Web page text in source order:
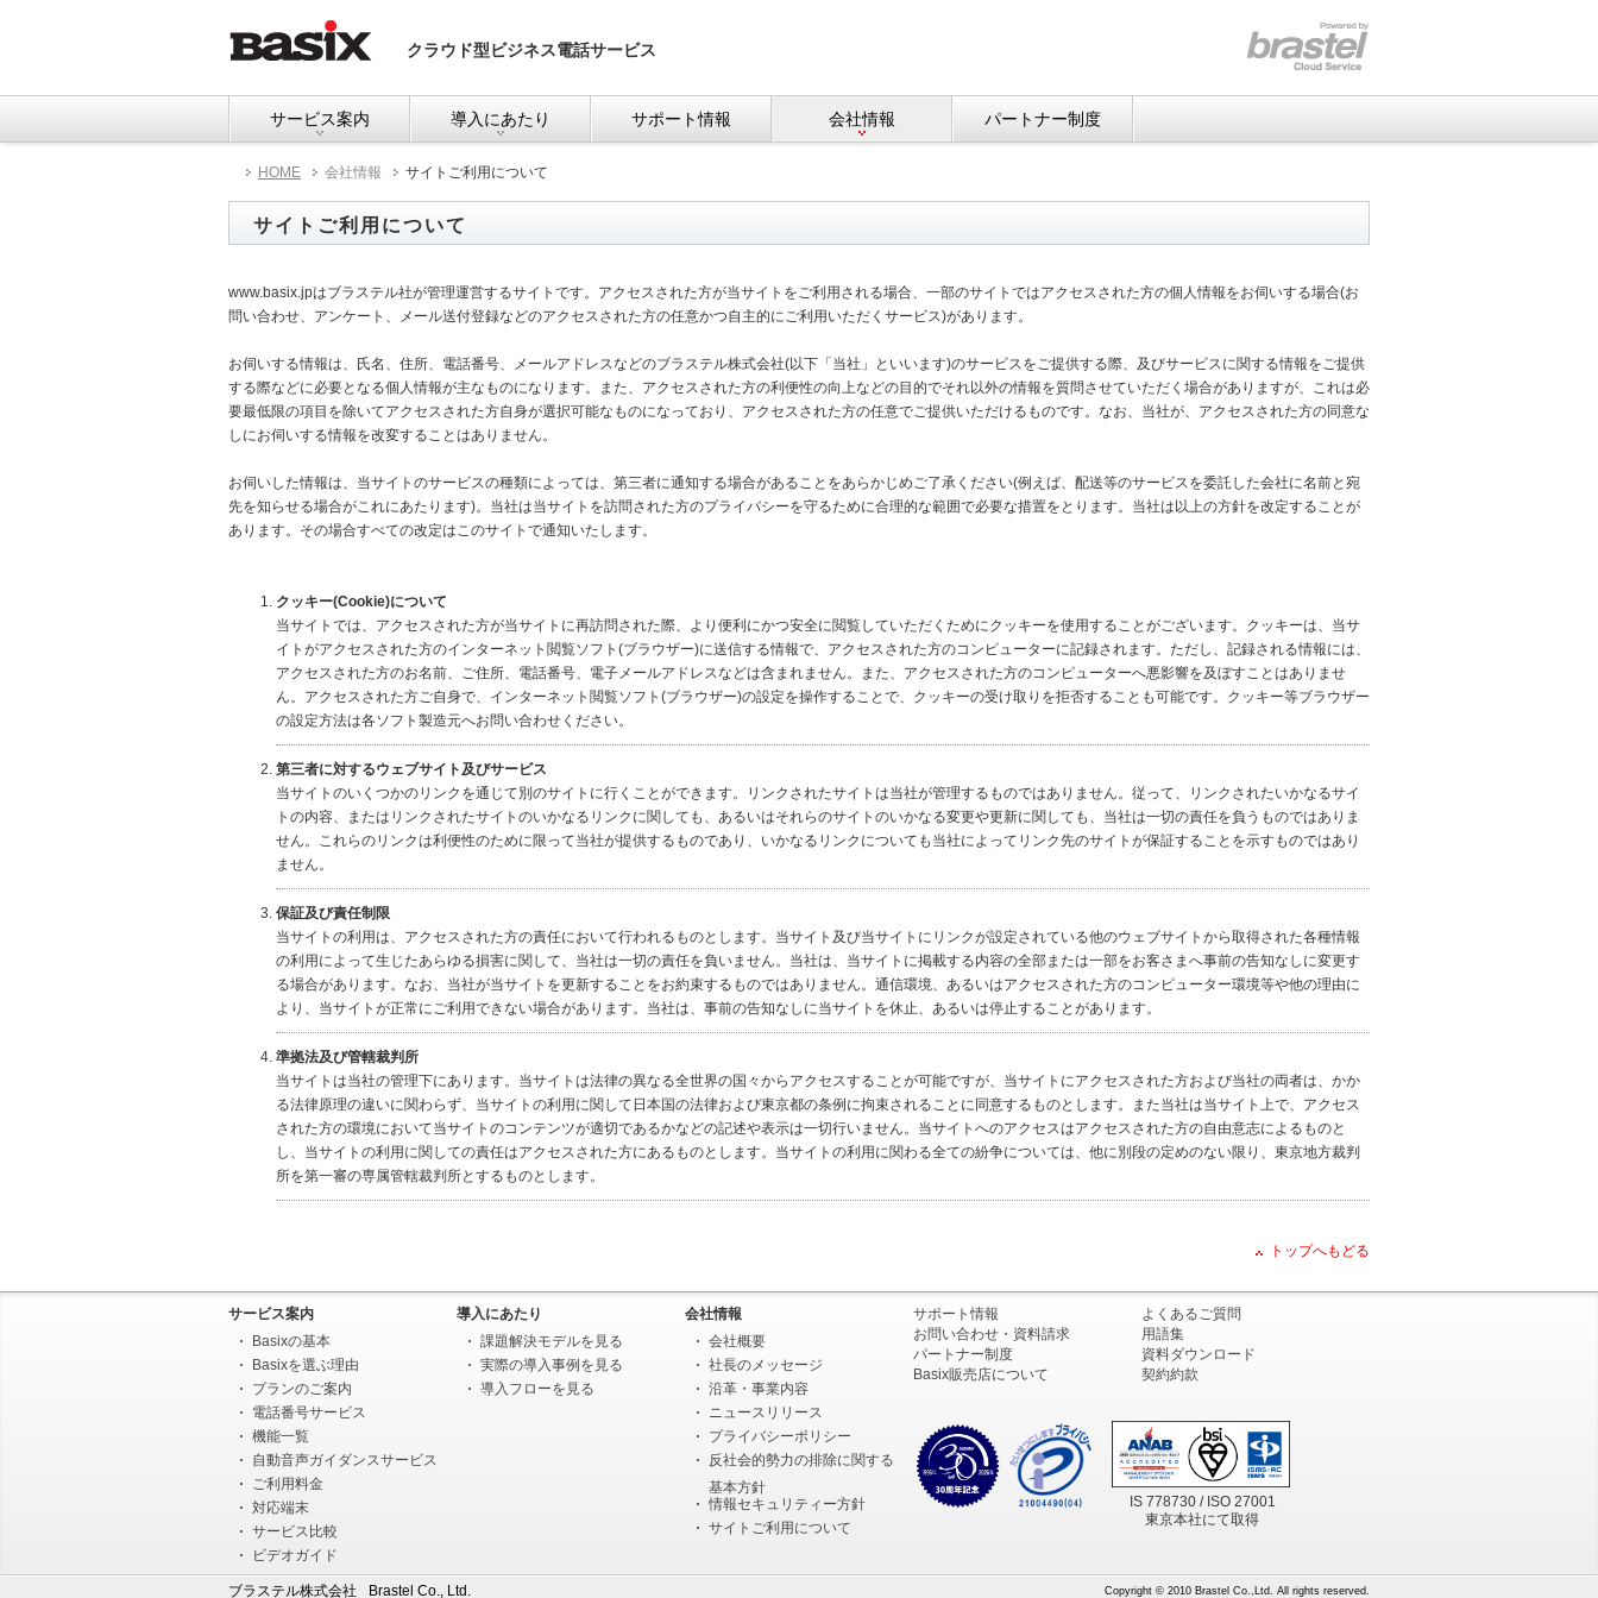
クラウド型ビジネス電話サービス
サービス案内 導入にあたり サポート情報 会社情報 パートナー制度
HOME 会社情報 サイトご利用について
サイトご利用について
www.basix.jpはブラステル社が管理運営するサイトです。アクセスされた方が当サイトをご利用される場合、一部のサイトではアクセスされた方の個人情報をお伺いする場合(お
問い合わせ、アンケート、メール送付登録などのアクセスされた方の任意かつ自主的にご利用いただくサービス)があります。
お伺いする情報は、氏名、住所、電話番号、メールアドレスなどのブラステル株式会社(以下「当社」といいます)のサービスをご提供する際、及びサービスに関する情報をご提供
する際などに必要となる個人情報が主なものになります。また、アクセスされた方の利便性の向上などの目的でそれ以外の情報を質問させていただく場合がありますが、これは必
要最低限の項目を除いてアクセスされた方自身が選択可能なものになっており、アクセスされた方の任意でご提供いただけるものです。なお、当社が、アクセスされた方の同意な
しにお伺いする情報を改変することはありません。
お伺いした情報は、当サイトのサービスの種類によっては、第三者に通知する場合があることをあらかじめご了承ください(例えば、配送等のサービスを委託した会社に名前と宛
先を知らせる場合がこれにあたります)。当社は当サイトを訪問された方のプライバシーを守るために合理的な範囲で必要な措置をとります。当社は以上の方針を改定することが
あります。その場合すべての改定はこのサイトで通知いたします。
クッキー(Cookie)について
当サイトでは、アクセスされた方が当サイトに再訪問された際、より便利にかつ安全に閲覧していただくためにクッキーを使用することがございます。クッキーは、当サ
イトがアクセスされた方のインターネット閲覧ソフト(ブラウザー)に送信する情報で、アクセスされた方のコンピューターに記録されます。ただし、記録される情報には、
アクセスされた方のお名前、ご住所、電話番号、電子メールアドレスなどは含まれません。また、アクセスされた方のコンピューターへ悪影響を及ぼすことはありませ
ん。アクセスされた方ご自身で、インターネット閲覧ソフト(ブラウザー)の設定を操作することで、クッキーの受け取りを拒否することも可能です。クッキー等ブラウザー
の設定方法は各ソフト製造元へお問い合わせください。
第三者に対するウェブサイト及びサービス
当サイトのいくつかのリンクを通じて別のサイトに行くことができます。リンクされたサイトは当社が管理するものではありません。従って、リンクされたいかなるサイ
トの内容、またはリンクされたサイトのいかなるリンクに関しても、あるいはそれらのサイトのいかなる変更や更新に関しても、当社は一切の責任を負うものではありま
せん。これらのリンクは利便性のために限って当社が提供するものであり、いかなるリンクについても当社によってリンク先のサイトが保証することを示すものではあり
ません。
保証及び責任制限
当サイトの利用は、アクセスされた方の責任において行われるものとします。当サイト及び当サイトにリンクが設定されている他のウェブサイトから取得された各種情報
の利用によって生じたあらゆる損害に関して、当社は一切の責任を負いません。当社は、当サイトに掲載する内容の全部または一部をお客さまへ事前の告知なしに変更す
る場合があります。なお、当社が当サイトを更新することをお約束するものではありません。通信環境、あるいはアクセスされた方のコンピューター環境等や他の理由に
より、当サイトが正常にご利用できない場合があります。当社は、事前の告知なしに当サイトを休止、あるいは停止することがあります。
準拠法及び管轄裁判所
当サイトは当社の管理下にあります。当サイトは法律の異なる全世界の国々からアクセスすることが可能ですが、当サイトにアクセスされた方および当社の両者は、かか
る法律原理の違いに関わらず、当サイトの利用に関して日本国の法律および東京都の条例に拘束されることに同意するものとします。また当社は当サイト上で、アクセス
された方の環境において当サイトのコンテンツが適切であるかなどの記述や表示は一切行いません。当サイトへのアクセスはアクセスされた方の自由意志によるものと
し、当サイトの利用に関しての責任はアクセスされた方にあるものとします。当サイトの利用に関わる全ての紛争については、他に別段の定めのない限り、東京地方裁判
所を第一審の専属管轄裁判所とするものとします。
トップへもどる
サービス案内
Basixの基本
Basixを選ぶ理由
プランのご案内
電話番号サービス
機能一覧
自動音声ガイダンスサービス
ご利用料金
対応端末
サービス比較
ビデオガイド
導入にあたり
課題解決モデルを見る
実際の導入事例を見る
導入フローを見る
会社情報
会社概要
社長のメッセージ
沿革・事業内容
ニュースリリース
プライバシーポリシー
反社会的勢力の排除に関する
基本方針
情報セキュリティー方針
サイトご利用について
サポート情報
お問い合わせ・資料請求
パートナー制度
Basix販売店について
よくあるご質問
用語集
資料ダウンロード
契約約款
IS 778730 / ISO 27001
東京本社にて取得
ブラステル株式会社 Brastel Co., Ltd. Copyright © 2010 Brastel Co.,Ltd. All rights reserved.